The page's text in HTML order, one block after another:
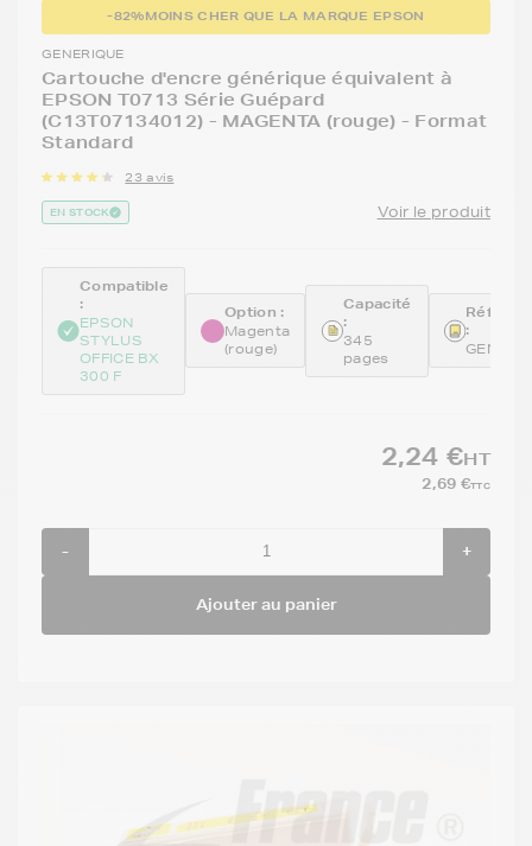
-82%MOINS CHER QUE LA MARQUE EPSON
GENERIQUE
Cartouche d'encre générique équivalent à
EPSON T0713 Série Guépard
(C13T07134012) - MAGENTA (rouge) - Format
Standard
23 avis
EN STOCK Voir le produit
Compatible
:
EPSON
STYLUS
OFFICE BX
300 F
Option :
Magenta
(rouge)
Capacité
:
345
pages
:
2,24 €HT
2,69 €TTC
- +
Ajouter au panier